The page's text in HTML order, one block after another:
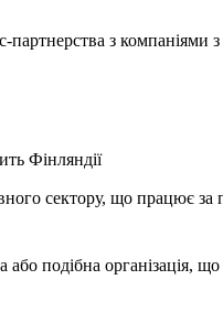
партнерства з компаніями
Фінляндії
сектору, що працює
подібна організація, що